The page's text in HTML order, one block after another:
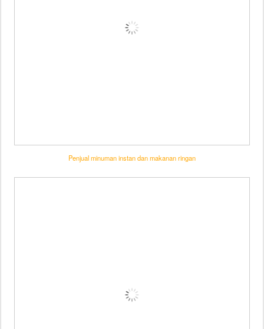
Penjual minuman instan dan makanan ringan